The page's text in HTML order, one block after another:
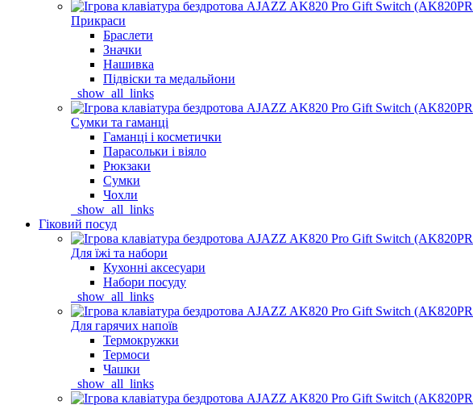
Прикраси
Браслети
Значки
Нашивка
Підвіски та медальйони
_show_all_links
Сумки та гаманці
Гаманці і косметички
Парасольки і віяло
Рюкзаки
Сумки
Чохли
_show_all_links
Гіковий посуд
Для їжі та набори
Кухонні аксесуари
Набори посуду
_show_all_links
Для гарячих напоїв
Термокружки
Термоси
Чашки
_show_all_links